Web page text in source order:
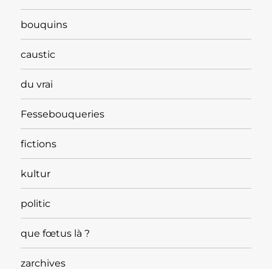
bouquins
caustic
du vrai
Fessebouqueries
fictions
kultur
politic
que fœtus là ?
zarchives